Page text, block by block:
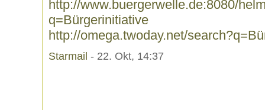
http://www.buergerwelle.de:8080/
q=Bürgerinitiative
http://omega.twoday.net/
Starmail - 22. Okt, 14:37